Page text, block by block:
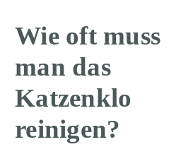
Wie oft muss
man das
Katzenklo
reinigen?